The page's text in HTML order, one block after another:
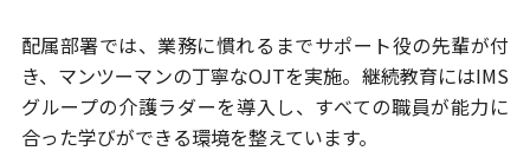
配属部署では、業務に慣れるまでサポート役の先輩が付
き、マンツーマンの丁寧なOJTを実施。継続教育にはIMS
グループの介護ラダーを導入し、 すべての職員が能力に
合った学びができる環境を整えています。